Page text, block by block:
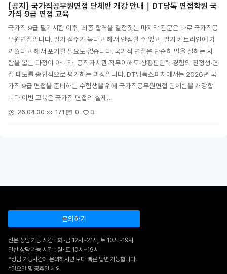
[공지] 국가직공무원면접 단체반 개강 안내｜DT당톡 면접학원 국
가직 9급 면접 교육
국가직 9급 필기시험 이후, 최종 합격을 결정짓는 마지막 관문은 바로 국가직공
무원면접입니다. 필기 점수가 높다고 해서 안심할 수 없고, 필기 커트라인에 가
까웠다고 해서 포기할 필요도 없습니다. 국가직 면접은 단순히 말을 잘하는 사
람을 뽑는 과정이 아니라, 공직가치관·직무이해도·상황판단력·경험의 진정성·면
접 태도를 종합적으로 평가하는 과정입니다. DT당톡스피치에서는 2026년 국
가직 9급 면접을 준비하는 수험생을 위해 국가직공무원면접 단체반을 개강합
니다.이번 교육은 국가직 면접의 실제…
26.04.30 171 0 3
문의하기
전문 상담 가능 시간 : 화~금 12시~21시, 토 10시~19시
일반 상담 가능 시간 : 월~토 10시~19시
*상담 가능시간에 문의하시면 보다 빠른 답변 가능합니다.
*일요일 및 공휴일 제외